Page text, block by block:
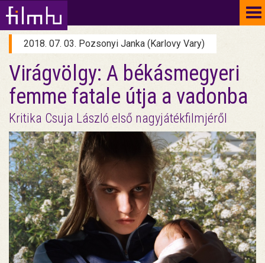
2018. 07. 03. Pozsonyi Janka (Karlovy Vary)
Virágvölgy: A békásmegyeri
femme fatale útja a vadonba
Kritika Csuja László első nagyjátékfilmjéről